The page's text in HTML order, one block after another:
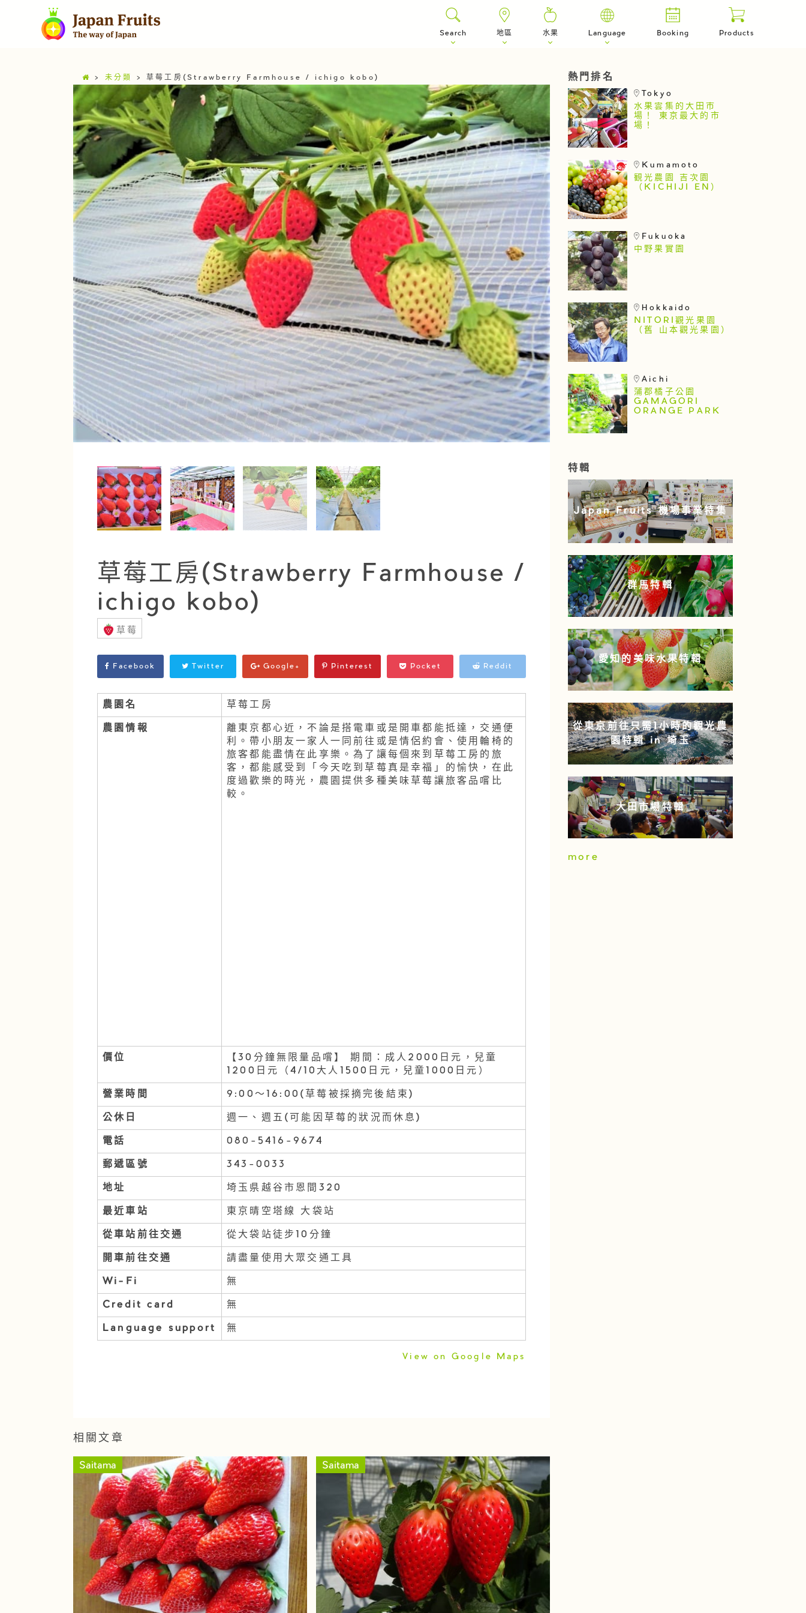
Search 地區 水果 Language Booking Products
> 未分類 >草莓工房(Strawberry Farmhouse / ichigo kobo)
草莓工房(Strawberry Farmhouse /
ichigo kobo)
草莓
Facebook Twitter Google+ Pinterest Pocket Reddit
農園名 草莓工房
農園情報
離東京都心近，不論是搭電車或是開車都能抵達，交通便
利。帶小朋友一家人一同前往或是情侶約會、使用輪椅的
旅客都能盡情在此享樂。為了讓每個來到草莓工房的旅
客，都能感受到「今天吃到草莓真是幸福」的愉快，在此
度過歡樂的時光，農園提供多種美味草莓讓旅客品嚐比
較。
價位
【30分鐘無限量品嚐】 期間：成人2000日元，兒童
1200日元（4/10大人1500日元，兒童1000日元）
營業時間 9:00～16:00(草莓被採摘完後結束)
公休日 週一、週五(可能因草莓的狀況而休息)
電話 080-5416-9674
郵遞區號 343-0033
地址 埼玉県越谷市恩間320
最近車站 東京晴空塔線 大袋站
從車站前往交通 從大袋站徒步10分鐘
開車前往交通 請盡量使用大眾交通工具
Wi-Fi 無
Credit card 無
Language support 無
View on Google Maps
相關文章
Saitama Saitama
熱門排名
Tokyo
水果雲集的大田市
場！ 東京最大的市
場！
Kumamoto
観光農園 吉次園
（KICHIJI EN）
Fukuoka
中野果實園
Hokkaido
NITORI觀光果園
（舊 山本觀光果園）
Aichi
蒲郡橘子公園
GAMAGORI
ORANGE PARK
特輯
Japan Fruits 機場事業特集
群馬特輯
愛知的美味水果特輯
從東京前往只需1小時的觀光農
園特輯 in 埼玉
大田市場特輯
more